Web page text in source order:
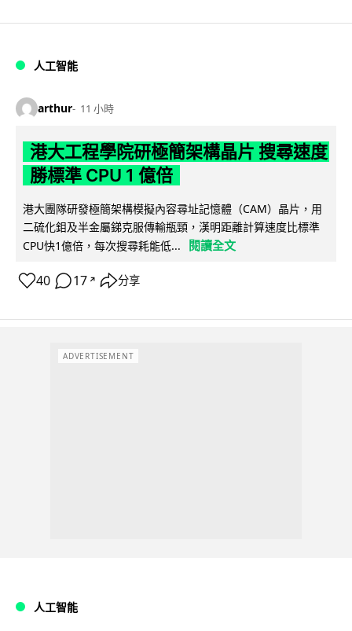
人工智能
arthur 11 小時
港大工程學院研極簡架構晶片 搜尋速度
勝標準 CPU 1 億倍
港大團隊研發極簡架構模擬內容尋址記憶體（CAM）晶片，用
二硫化鉬及半金屬銻克服傳輸瓶頸，漢明距離計算速度比標準
CPU快1億倍，每次搜尋耗能低...
閱讀全文
40 17 ↗ 分享
ADVERTISEMENT
人工智能